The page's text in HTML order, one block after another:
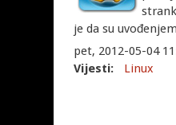
je da su
pet, 2012-05-04
Vijesti:
Linux